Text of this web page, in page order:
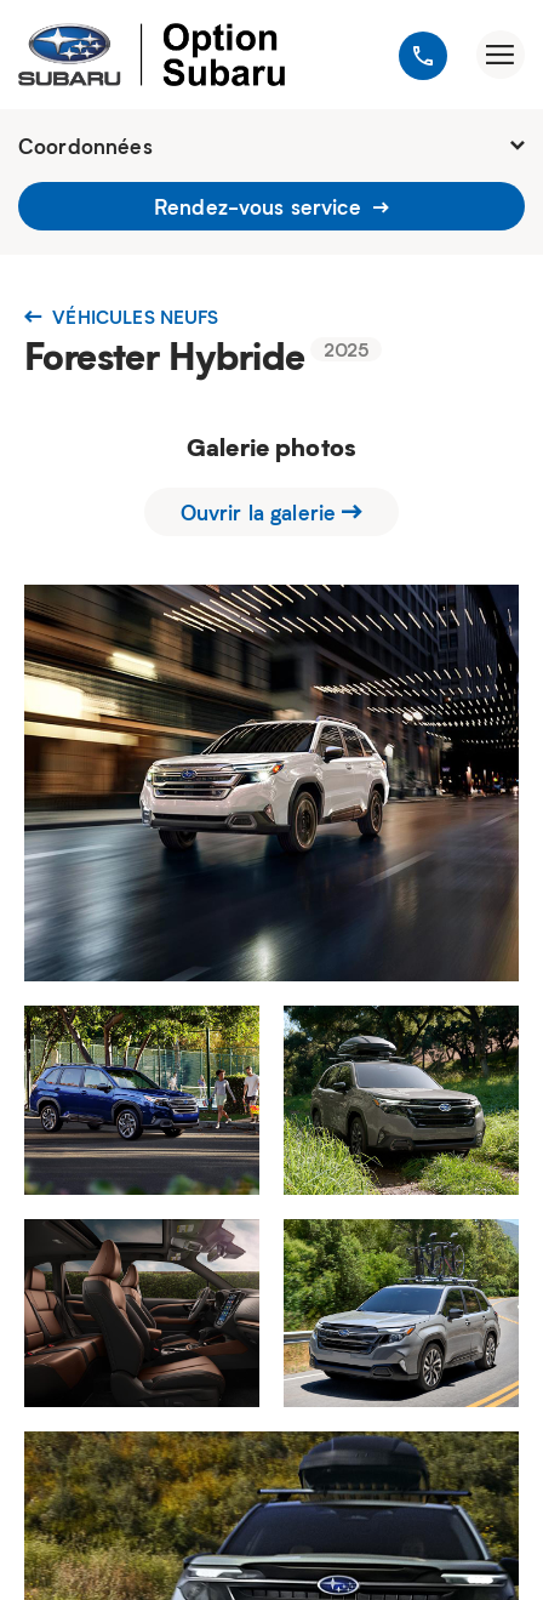
Coordonnées
1900, avenue Jules-Verne, Québec
Rendez-vous service
VÉHICULES NEUFS
Forester Hybride 2025
Galerie photos
Ouvrir la galerie